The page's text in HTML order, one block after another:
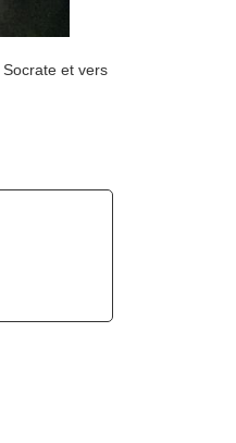
et vers